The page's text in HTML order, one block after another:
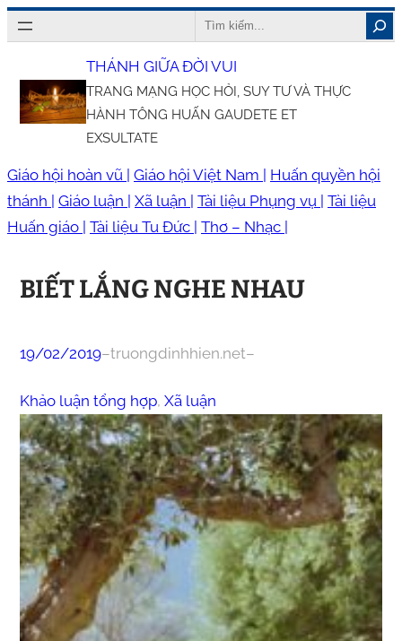
Chuyển
đến
nội
dung
Search
THÁNH GIỮA ĐỜI VUI
TRANG MẠNG HỌC HỎI, SUY TƯ VÀ THỰC
HÀNH TÔNG HUẤN GAUDETE ET
EXSULTATE
Giáo hội hoàn vũ | Giáo hội Việt Nam | Huấn quyền hội
thánh | Giáo luận | Xã luận | Tài liệu Phụng vụ | Tài liệu
Huấn giáo | Tài liệu Tu Đức | Thơ – Nhạc |
BIẾT LẮNG NGHE NHAU
19/02/2019–truongdinhhien.net–
Khảo luận tổng hợp, Xã luận